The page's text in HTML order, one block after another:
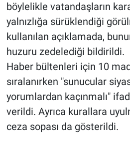
böylelikle vatandaşların
yalnızlığa sürüklendiği
kullanılan açıklamada,
huzuru zedelediği bildirildi.
Haber bültenleri için 10
sıralanırken "sunucular
yorumlardan kaçınmalı"
verildi. Ayrıca kurallara
ceza sopası da gösterildi.
İlan
Kimdir
Koronavirüs
Kültür Sanat
Ne demişti